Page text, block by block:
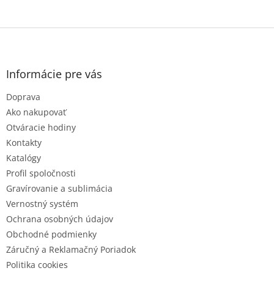
Z
Informácie pre vás
Doprava
Ako nakupovať
Otváracie hodiny
Kontakty
Katalógy
Profil spoločnosti
Gravírovanie a sublimácia
Vernostný systém
Ochrana osobných údajov
Obchodné podmienky
Záručný a Reklamačný Poriadok
Politika cookies